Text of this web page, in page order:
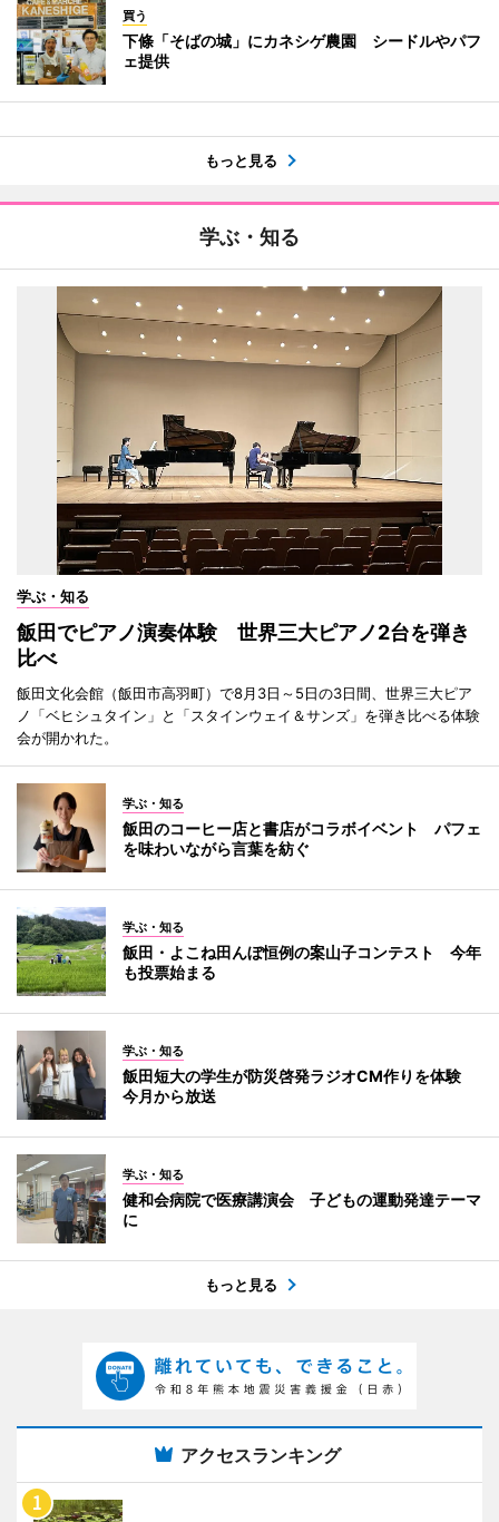
買う
下條「そばの城」にカネシゲ農園 シードルやパフ
ェ提供
もっと見る
学ぶ・知る
学ぶ・知る
飯田でピアノ演奏体験 世界三大ピアノ2台を弾き
比べ
飯田文化会館（飯田市高羽町）で8月3日～5日の3日間、世界三大ピア
ノ「ベヒシュタイン」と「スタインウェイ＆サンズ」を弾き比べる体験
会が開かれた。
学ぶ・知る
飯田のコーヒー店と書店がコラボイベント パフェ
を味わいながら言葉を紡ぐ
学ぶ・知る
飯田・よこね田んぼ恒例の案山子コンテスト 今年
も投票始まる
学ぶ・知る
飯田短大の学生が防災啓発ラジオCM作りを体験
今月から放送
学ぶ・知る
健和会病院で医療講演会 子どもの運動発達テーマ
に
もっと見る
アクセスランキング